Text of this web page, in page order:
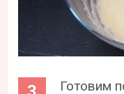
Готовим